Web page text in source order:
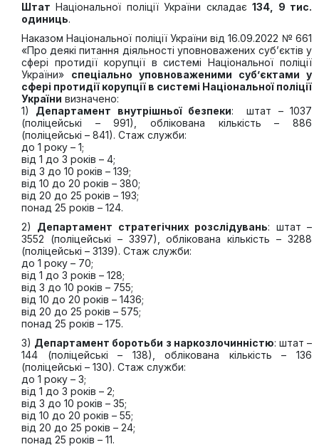
Штат Національної поліції України складає134, 9 тис.
одиниць.
Наказом Національної поліції України від 16.09.2022 № 661
«Про деякі питання діяльності уповноважених суб’єктів у
сфері протидії корупції в системі Національної поліції
України» спеціально уповноваженими суб’єктами у
сфері протидії корупції в системі Національної поліції
України визначено:
1) Департамент внутрішньої безпеки: штат – 1037
(поліцейські – 991), облікована кількість – 886
(поліцейські – 841). Стаж служби:
до 1 року – 1;
від 1 до 3 років – 4;
від 3 до 10 років – 139;
від 10 до 20 років – 380;
від 20 до 25 років – 193;
понад 25 років – 124.
2) Департамент стратегічних розслідувань: штат –
3552 (поліцейські – 3397), облікована кількість – 3288
(поліцейські – 3139). Стаж служби:
до 1 року – 70;
від 1 до 3 років – 128;
від 3 до 10 років – 755;
від 10 до 20 років – 1436;
від 20 до 25 років – 575;
понад 25 років – 175.
3) Департамент боротьби з наркозлочинністю: штат –
144 (поліцейські – 138), облікована кількість – 136
(поліцейські – 130). Стаж служби:
до 1 року – 3;
від 1 до 3 років – 2;
від 3 до 10 років – 35;
від 10 до 20 років – 55;
від 20 до 25 років – 24;
понад 25 років – 11.